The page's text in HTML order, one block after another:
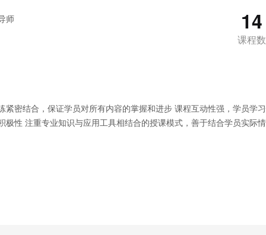
师 14
课程数
密结合，保证学员对所有内容的掌握和进步 课程互动性强，学员学
性 注重专业知识与应用工具相结合的授课模式，善于结合学员实际